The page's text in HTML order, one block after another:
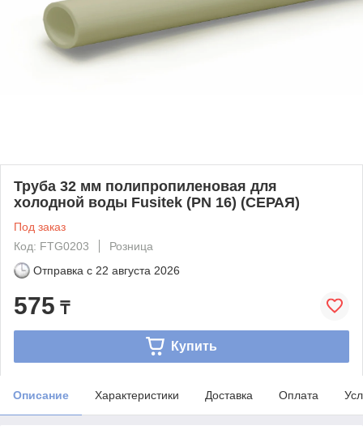
Труба 32 мм полипропиленовая для
холодной воды Fusitek (PN 16) (СЕРАЯ)
Под заказ
Код: FTG0203
Розница
Отправка с 22 августа 2026
575 ₸
Купить
Описание Характеристики Доставка Оплата